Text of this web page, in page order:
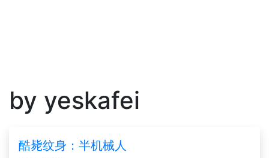
by yeskafei
酷毙纹身：半机械人